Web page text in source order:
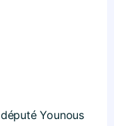
Younous